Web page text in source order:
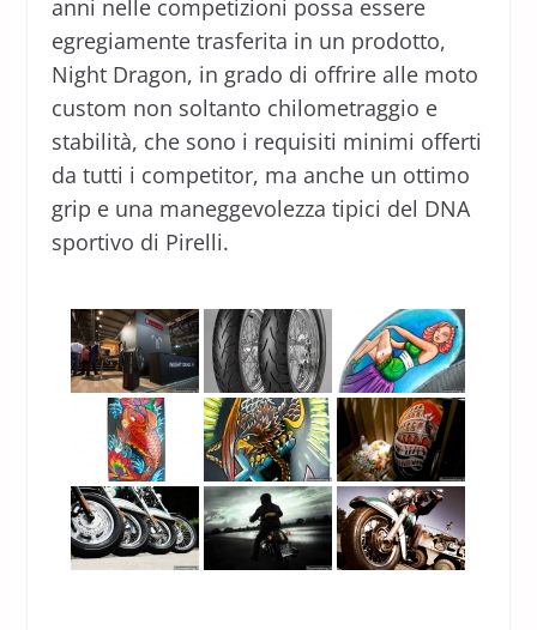
anni nelle competizioni possa essere
egregiamente trasferita in un prodotto,
Night Dragon, in grado di offrire alle moto
custom non soltanto chilometraggio e
stabilità, che sono i requisiti minimi offerti
da tutti i competitor, ma anche un ottimo
grip e una maneggevolezza tipici del DNA
sportivo di Pirelli.